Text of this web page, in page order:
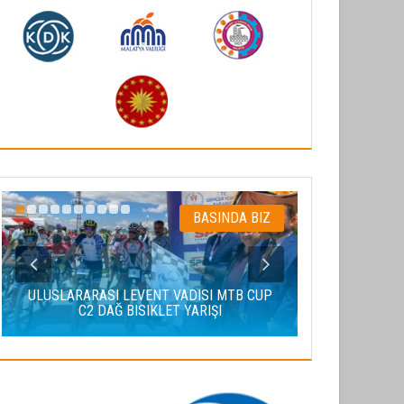
BASINDA BIZ
ULUSLARARASI LEVENT VADISI MTB CUP
C2 DAĞ BISIKLET YARIŞI